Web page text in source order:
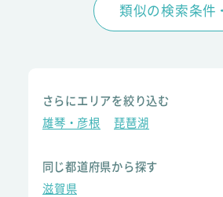
類似の検索条件
さらにエリアを絞り込む
雄琴・彦根
琵琶湖
同じ都道府県から探す
滋賀県